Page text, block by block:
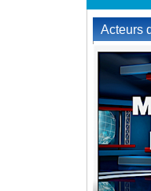
Acteurs